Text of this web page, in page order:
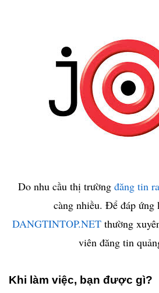
Do nhu cầu thị trường đăng tin
càng nhiều. Để đáp ứng
DANGTINTOP.NETthường
viên đăng tin
Khi làm việc, bạn được gì?